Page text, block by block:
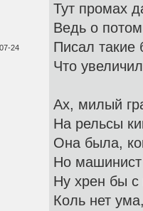
24
Тут промах
Ведь о
Писал
Что
Ах, милый
На рельсы
Она была,
Но
Ну хрен бы с
Коль нет